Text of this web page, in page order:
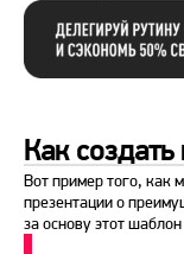
Как
Вот пример того, как
презентации о
за основу этот